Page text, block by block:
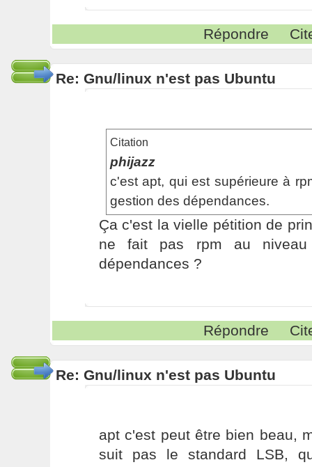
Répondre
Re: Gnu/linux n'est pas Ubuntu
Citation
phijazz
c'est apt, qui est supérieure à
gestion des dépendances.
Ça c'est la vielle pétition de
ne fait pas rpm au
dépendances ?
Répondre
Re: Gnu/linux n'est pas Ubuntu
apt c'est peut être bien beau,
suit pas le standard LSB,